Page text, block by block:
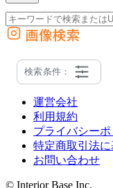
外部サイトの商品をカート
他のサイトで見つけた商品ページ
画像検索
検索条件：
運営会社
利用規約
プライバシー
特定商取引法
お問い合わせ
© Interior Base Inc.